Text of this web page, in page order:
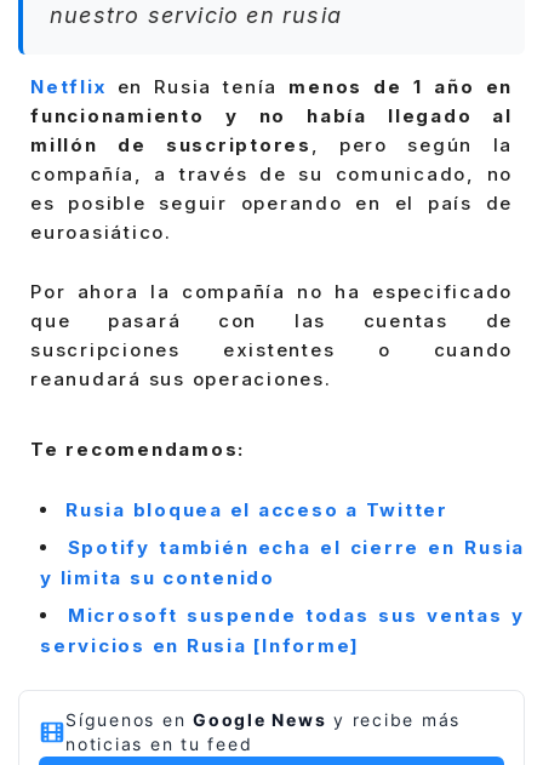
nuestro servicio en rusia
Netflix en Rusia tenía menos de 1 año en
funcionamiento y no había llegado al
millón de suscriptores , pero según la
compañía, a través de su comunicado, no
es posible seguir operando en el país de
euroasiático.
Por ahora la compañía no ha especificado
que pasará con las cuentas de
suscripciones existentes o cuando
reanudará sus operaciones.
Te recomendamos:
Rusia bloquea el acceso a Twitter
Spotify también echa el cierre en Rusia
y limita su contenido
Microsoft suspende todas sus ventas y
servicios en Rusia [Informe]
Síguenos en Google News y recibe más
noticias en tu feed